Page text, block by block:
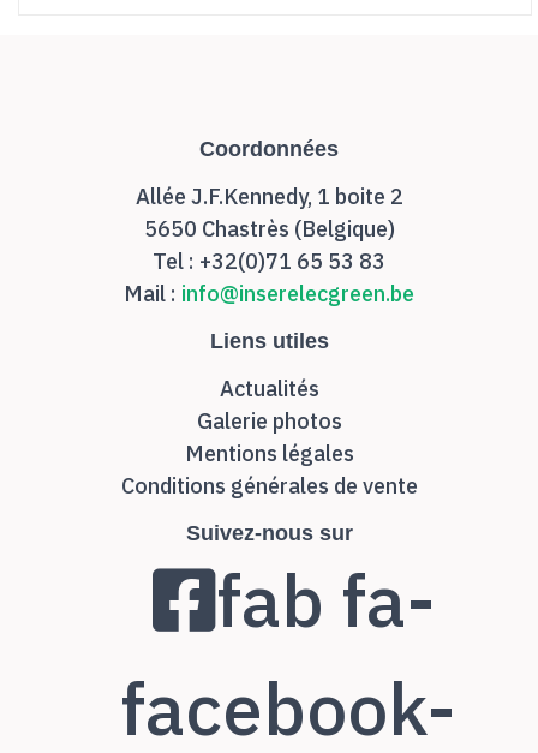
Coordonnées
Allée J.F.Kennedy, 1 boite 2
5650 Chastrès (Belgique)
Tel : +32(0)71 65 53 83
Mail : info@inserelecgreen.be
Liens utiles
Actualités
Galerie photos
Mentions légales
Conditions générales de vente
Suivez-nous sur
fab fa-
facebook-